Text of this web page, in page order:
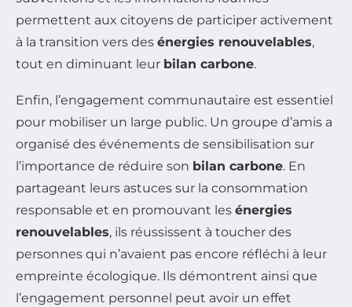
permettent aux citoyens de participer activement
à la transition vers des énergies renouvelables,
tout en diminuant leur bilan carbone.
Enfin, l’engagement communautaire est essentiel
pour mobiliser un large public. Un groupe d’amis a
organisé des événements de sensibilisation sur
l’importance de réduire son bilan carbone. En
partageant leurs astuces sur la consommation
responsable et en promouvant les énergies
renouvelables, ils réussissent à toucher des
personnes qui n’avaient pas encore réfléchi à leur
empreinte écologique. Ils démontrent ainsi que
l’engagement personnel peut avoir un effet